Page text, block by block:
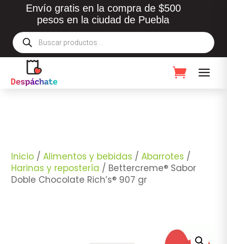
Envío gratis en la compra de $500
pesos en la ciudad de Puebla
Búsqueda
de
productos
Inicio /Alimentos y bebidas /Abarrotes /
Harinas y repostería / Bettercreme® Sabor
Doble Chocolate Rich’s® 907 gr